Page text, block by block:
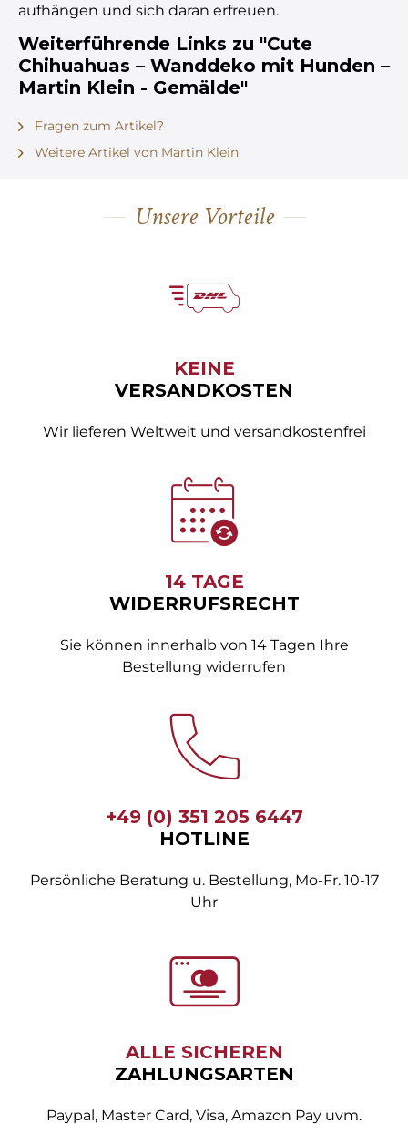
aufhängen und sich daran erfreuen.
Weiterführende Links zu "Cute
Chihuahuas – Wanddeko mit Hunden –
Martin Klein - Gemälde"
Fragen zum Artikel?
Weitere Artikel von Martin Klein
Unsere Vorteile
KEINE
VERSANDKOSTEN
Wir lieferen Weltweit und versandkostenfrei
14 TAGE
WIDERRUFSRECHT
Sie können innerhalb von 14 Tagen Ihre
Bestellung widerrufen
+49 (0) 351 205 6447
HOTLINE
Persönliche Beratung u. Bestellung, Mo-Fr. 10-17
Uhr
ALLE SICHEREN
ZAHLUNGSARTEN
Paypal, Master Card, Visa, Amazon Pay uvm.